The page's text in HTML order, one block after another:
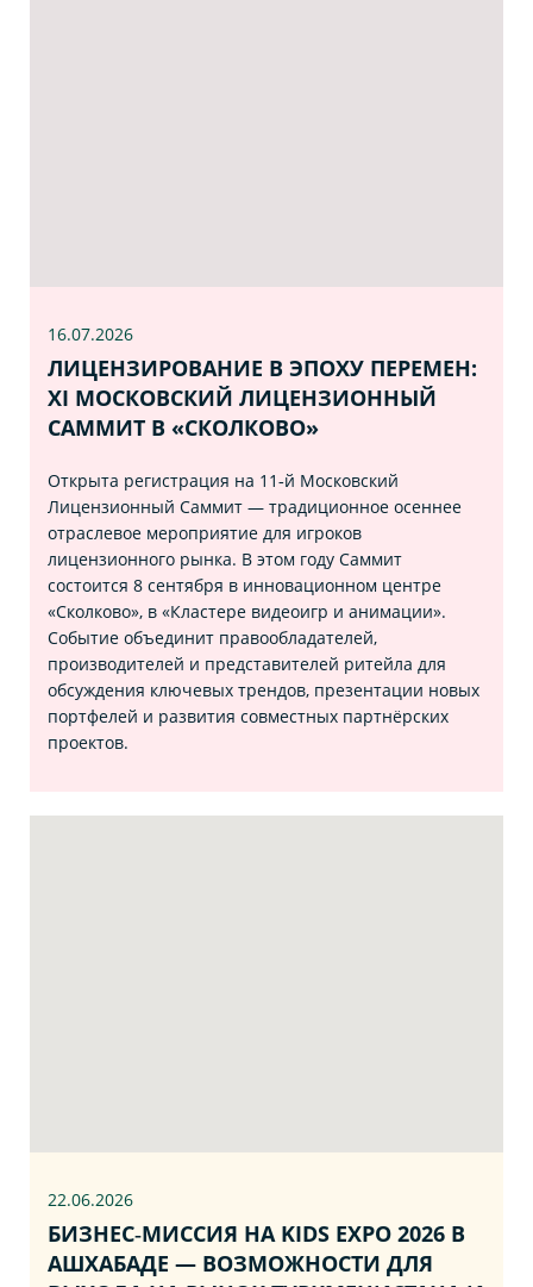
16.07.2026
ЛИЦЕНЗИРОВАНИЕ В ЭПОХУ ПЕРЕМЕН:
XI МОСКОВСКИЙ ЛИЦЕНЗИОННЫЙ
САММИТ В «СКОЛКОВО»
Открыта регистрация на 11‑й Московский
Лицензионный Саммит — традиционное осеннее
отраслевое мероприятие для игроков
лицензионного рынка. В этом году Саммит
состоится 8 сентября в инновационном центре
«Сколково», в «Кластере видеоигр и анимации».
Событие объединит правообладателей,
производителей и представителей ритейла для
обсуждения ключевых трендов, презентации новых
портфелей и развития совместных партнёрских
проектов.
22.06.2026
БИЗНЕС‑МИССИЯ НА KIDS EXPO 2026 В
АШХАБАДЕ — ВОЗМОЖНОСТИ ДЛЯ